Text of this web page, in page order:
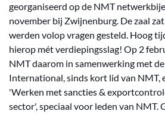
georganiseerd op de NMT
november bij Zwijnenburg. De zaal
werden volop vragen gesteld. Hoog
hierop mét verdiepingsslag! Op 2
NMT daarom in samenwerking met
International, sinds kort lid van NMT,
'Werken met sancties &
sector', speciaal voor leden van NMT.